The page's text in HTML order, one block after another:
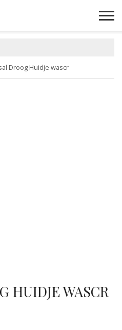
Droog Huidje wascr
HUIDJE WASCR